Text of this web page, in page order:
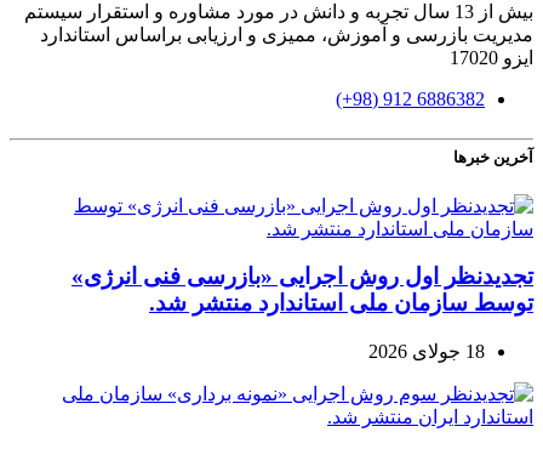
بیش از 13 سال تجربه و دانش در مورد مشاوره و استقرار سیستم
مدیریت بازرسی و آموزش، ممیزی و ارزیابی براساس استاندارد
ایزو 17020
6886382 912 (98+)
آخرین خبرها
تجدیدنظر اول روش اجرایی «بازرسی فنی انرژی»
توسط سازمان ملی استاندارد منتشر شد.
18 جولای 2026